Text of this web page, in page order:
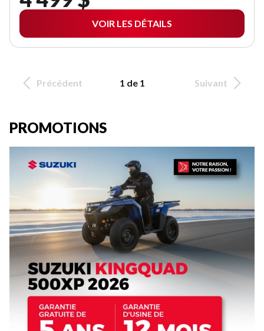
VOIR LES DÉTAILS
Précédent 1 de 1 Suivant
PROMOTIONS